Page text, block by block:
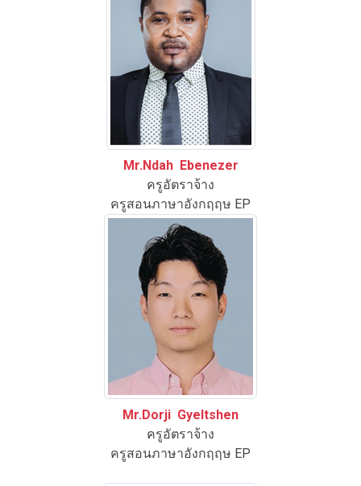
Mr.Ndah Ebenezer
ครูอัตราจ้าง
ครูสอนภาษาอังกฤฤษ EP
Mr.Dorji Gyeltshen
ครูอัตราจ้าง
ครูสอนภาษาอังกฤฤษ EP